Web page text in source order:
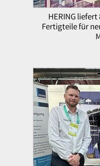
HERING
Fertigteile für